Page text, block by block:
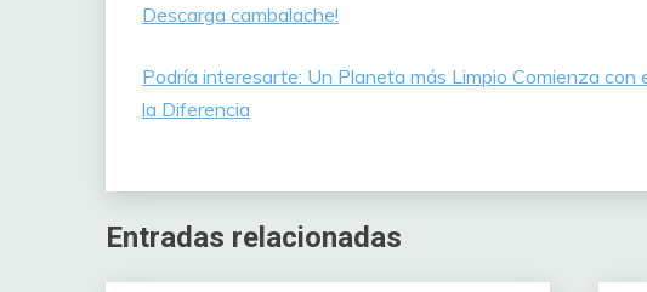
Descarga cambalache!
Podría interesarte: Un Planeta más Limpio Comienza con
la Diferencia
Entradas relacionadas